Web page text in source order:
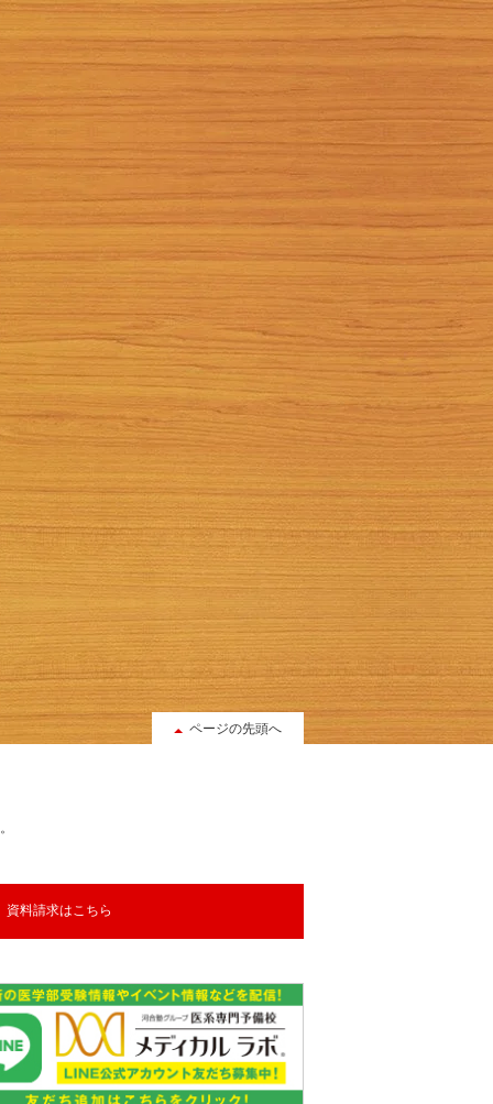
ページの先頭へ
資料請求はこちら